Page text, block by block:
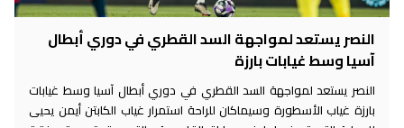
النصر يستعد لمواجهة السد القطري في دوري أبطال
آسيا وسط غيابات بارزة
النصر يستعد لمواجهة السد القطري في دوري أبطال آسيا وسط غيابات
بارزة غياب الأسطورة وسيماكان للراحة استمرار غياب الكابتن أيمن يحيى